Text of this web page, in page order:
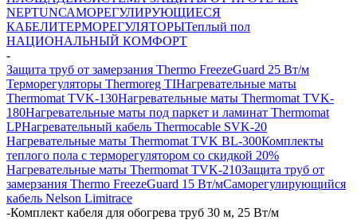
NEPTUNСАМОРЕГУЛИРУЮЩИЕСЯ
КАБЕЛИТЕРМОРЕГУЛЯТОРЫТеплый пол
НАЦИОНАЛЬНЫЙ КОМФОРТ
-
Защита труб от замерзания Thermo FreezeGuard 25 Вт/м
Терморегуляторы Thermoreg TIНагревательные маты
Thermomat TVK-130Нагревательные маты Thermomat TVK-
180Нагревательные маты под паркет и ламинат Thermomat
LPНагревательный кабель Thermocable SVK-20
Нагревательные маты Thermomat TVK BL-300Комплекты
теплого пола с терморегулятором со скидкой 20%
Нагревательные маты Thermomat TVK-210Защита труб от
замерзания Thermo FreezeGuard 15 Вт/мСаморегулирующийся
кабель Nelson Limitrace
-Комплект кабеля для обогрева труб 30 м, 25 Вт/м